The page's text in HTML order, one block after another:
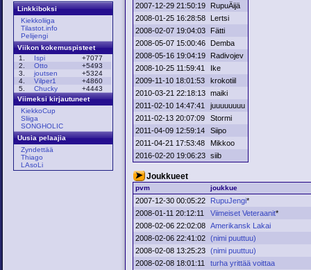
Linkkiboksi
Kiekkoliiga
Tilastot.info
Pelijengi
Viikon kokemuspisteet
1.
Ispi
+7077
2.
Otto
+5493
3.
joutsen
+5324
4.
Vilper1
+4860
5.
Chucky
+4443
Viimeksi kirjautuneet
KiekkoCup
Sliiga
SONGHOLIC
Uusia pelaajia
Zyndettää
Thiago
LAsoLi
2007-12-29 21:50:19
RupuÄijä
2008-01-25 16:28:58
Lertsi
2008-02-07 19:04:03
Fätti
2008-05-07 15:00:46
Demba
2008-05-16 19:04:19
Radivojev
2008-10-25 11:59:41
Ike
2009-11-10 18:01:53
krokotiil
2010-03-21 22:18:13 maiki
2011-02-10 14:47:41
juuuuuuuu
2011-02-13 20:07:09
Stormi
2011-04-09 12:59:14
Siipo
2011-04-21 17:53:48
Mikkoo
2016-02-20 19:06:23 siib
Joukkueet
pvm joukkue
2007-12-30 00:05:22 RupuJengi*
2008-01-11 20:12:11
Viimeiset Veteraanit*
2008-02-06 22:02:08 Amerikansk Lakai
2008-02-06 22:41:02 (nimi puuttuu)
2008-02-08 13:25:23 (nimi puuttuu)
2008-02-08 18:01:11
turha yrittää voittaa